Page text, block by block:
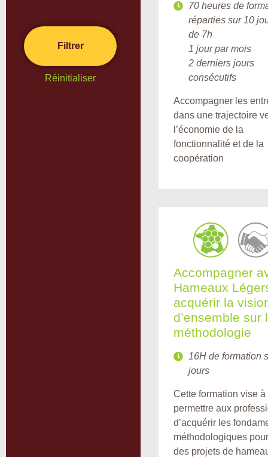
Réinitialiser
70 heures de
réparties sur 10
de 7h
1 jour par mois
2 derniers jours
consécutifs
Accompagner les
dans une trajectoire
l’économie de la
fonctionnalité et de la
coopération
Accompagner
Hameaux
acquérir la
d’ensemble sur
méthodologie
16H de formation
jours
Cette formation vise à
permettre aux
d’acquérir les
méthodologiques
des projets de